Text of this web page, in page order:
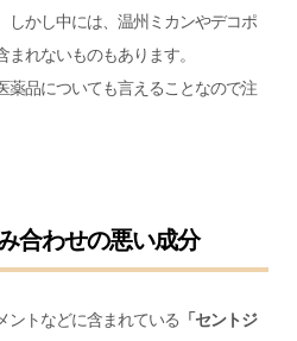
しかし中には、温州ミカンやデコポ
れないものもあります。
薬品についても言えることなので注
合わせの悪い成分
ントなどに含まれている 「セントジ